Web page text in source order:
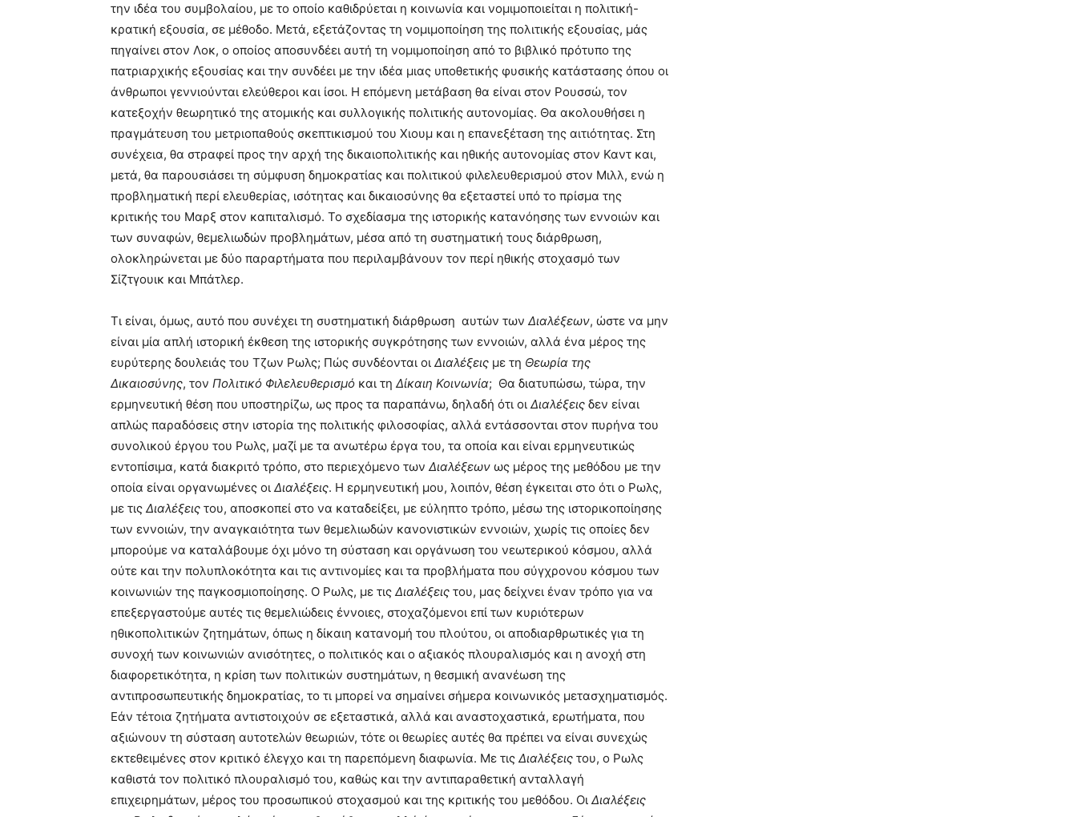
την ιδέα του συμβολαίου, με το οποίο καθιδρύεται η κοινωνία και νομιμοποιείται η πολιτική-
κρατική εξουσία, σε μέθοδο. Μετά, εξετάζοντας τη νομιμοποίηση της πολιτικής εξουσίας, μάς
πηγαίνει στον Λοκ, ο οποίος αποσυνδέει αυτή τη νομιμοποίηση από το βιβλικό πρότυπο της
πατριαρχικής εξουσίας και την συνδέει με την ιδέα μιας υποθετικής φυσικής κατάστασης όπου οι
άνθρωποι γεννιούνται ελεύθεροι και ίσοι. Η επόμενη μετάβαση θα είναι στον Ρουσσώ, τον
κατεξοχήν θεωρητικό της ατομικής και συλλογικής πολιτικής αυτονομίας. Θα ακολουθήσει η
πραγμάτευση του μετριοπαθούς σκεπτικισμού του Χιουμ και η επανεξέταση της αιτιότητας. Στη
συνέχεια, θα στραφεί προς την αρχή της δικαιοπολιτικής και ηθικής αυτονομίας στον Καντ και,
μετά, θα παρουσιάσει τη σύμφυση δημοκρατίας και πολιτικού φιλελευθερισμού στον Μιλλ, ενώ η
προβληματική περί ελευθερίας, ισότητας και δικαιοσύνης θα εξεταστεί υπό το πρίσμα της
κριτικής του Μαρξ στον καπιταλισμό. Το σχεδίασμα της ιστορικής κατανόησης των εννοιών και
των συναφών, θεμελιωδών προβλημάτων, μέσα από τη συστηματική τους διάρθρωση,
ολοκληρώνεται με δύο παραρτήματα που περιλαμβάνουν τον περί ηθικής στοχασμό των
Σίζτγουικ και Μπάτλερ.
Τι είναι, όμως, αυτό που συνέχει τη συστηματική διάρθρωση αυτών των Διαλέξεων, ώστε να μην
είναι μία απλή ιστορική έκθεση της ιστορικής συγκρότησης των εννοιών, αλλά ένα μέρος της
ευρύτερης δουλειάς του Τζων Ρωλς; Πώς συνδέονται οι Διαλέξεις με τη Θεωρία της
Δικαιοσύνης, τον Πολιτικό Φιλελευθερισμό και τη Δίκαιη Κοινωνία; Θα διατυπώσω, τώρα, την
ερμηνευτική θέση που υποστηρίζω, ως προς τα παραπάνω, δηλαδή ότι οι Διαλέξεις δεν είναι
απλώς παραδόσεις στην ιστορία της πολιτικής φιλοσοφίας, αλλά εντάσσονται στον πυρήνα του
συνολικού έργου του Ρωλς, μαζί με τα ανωτέρω έργα του, τα οποία και είναι ερμηνευτικώς
εντοπίσιμα, κατά διακριτό τρόπο, στο περιεχόμενο των Διαλέξεων ως μέρος της μεθόδου με την
οποία είναι οργανωμένες οι Διαλέξεις. Η ερμηνευτική μου, λοιπόν, θέση έγκειται στο ότι ο Ρωλς,
με τις Διαλέξεις του, αποσκοπεί στο να καταδείξει, με εύληπτο τρόπο, μέσω της ιστορικοποίησης
των εννοιών, την αναγκαιότητα των θεμελιωδών κανονιστικών εννοιών, χωρίς τις οποίες δεν
μπορούμε να καταλάβουμε όχι μόνο τη σύσταση και οργάνωση του νεωτερικού κόσμου, αλλά
ούτε και την πολυπλοκότητα και τις αντινομίες και τα προβλήματα που σύγχρονου κόσμου των
κοινωνιών της παγκοσμιοποίησης. Ο Ρωλς, με τις Διαλέξεις του, μας δείχνει έναν τρόπο για να
επεξεργαστούμε αυτές τις θεμελιώδεις έννοιες, στοχαζόμενοι επί των κυριότερων
ηθικοπολιτικών ζητημάτων, όπως η δίκαιη κατανομή του πλούτου, οι αποδιαρθρωτικές για τη
συνοχή των κοινωνιών ανισότητες, ο πολιτικός και ο αξιακός πλουραλισμός και η ανοχή στη
διαφορετικότητα, η κρίση των πολιτικών συστημάτων, η θεσμική ανανέωση της
αντιπροσωπευτικής δημοκρατίας, το τι μπορεί να σημαίνει σήμερα κοινωνικός μετασχηματισμός.
Εάν τέτοια ζητήματα αντιστοιχούν σε εξεταστικά, αλλά και αναστοχαστικά, ερωτήματα, που
αξιώνουν τη σύσταση αυτοτελών θεωριών, τότε οι θεωρίες αυτές θα πρέπει να είναι συνεχώς
εκτεθειμένες στον κριτικό έλεγχο και τη παρεπόμενη διαφωνία. Με τις Διαλέξεις του, ο Ρωλς
καθιστά τον πολιτικό πλουραλισμό του, καθώς και την αντιπαραθετική ανταλλαγή
επιχειρημάτων, μέρος του προσωπικού στοχασμού και της κριτικής του μεθόδου. Οι Διαλέξεις